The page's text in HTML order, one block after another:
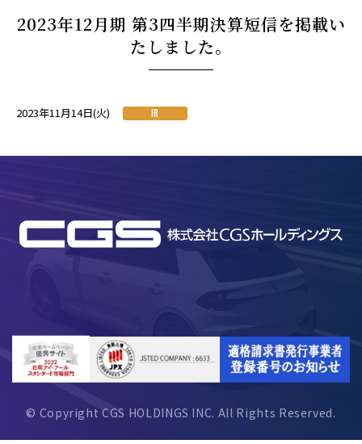
2023年12月期 第3四半期決算短信を掲載い
たしました。
2023年11月14日(火) IR
© Copyright CGS HOLDINGS INC. All Rights Reserved.